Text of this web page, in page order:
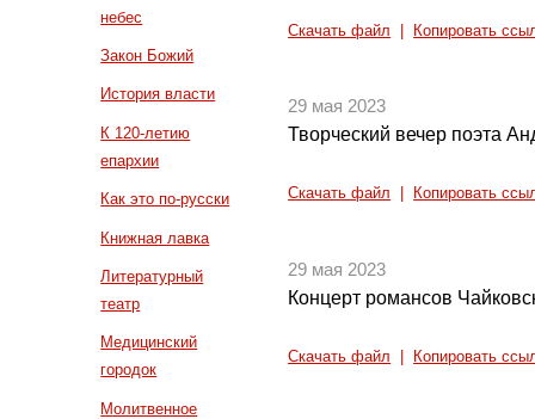
небес
Закон Божий
История власти
К 120-летию
епархии
Как это по-русски
Книжная лавка
Литературный
театр
Медицинский
городок
Молитвенное
Скачать файл Копировать
29 мая 2023
Творческий вечер поэта
Скачать файл Копировать
29 мая 2023
Концерт романсов
Скачать файл Копировать